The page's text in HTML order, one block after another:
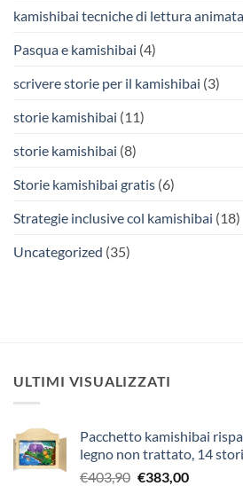
kamishibai tecniche di lettura animata
Pasqua e kamishibai (4)
scrivere storie per il kamishibai (3)
storie kamishibai (11)
storie kamishibai (8)
Storie kamishibai gratis (6)
Strategie inclusive col kamishibai (18)
Uncategorized (35)
ULTIMI VISUALIZZATI
Pacchetto kamishibai
legno non trattato, 14
€403,90 Il
€383,00Il